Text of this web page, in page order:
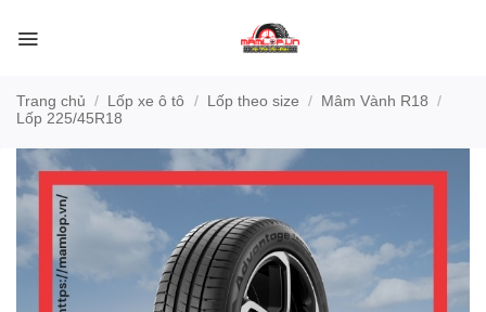
qua
Trang chủ / Lốp xe ô tô / Lốp theo size / Mâm Vành R18 /
Lốp 225/45R18